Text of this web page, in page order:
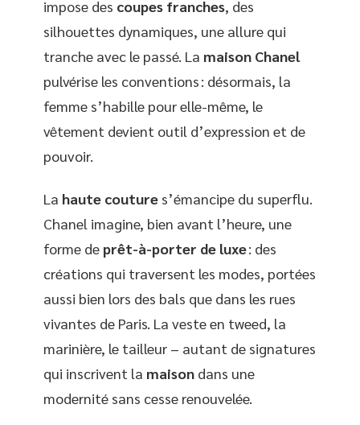
impose des coupes franches, des
silhouettes dynamiques, une allure qui
tranche avec le passé. La maison Chanel
pulvérise les conventions : désormais, la
femme s’habille pour elle-même, le
vêtement devient outil d’expression et de
pouvoir.
La haute couture s’émancipe du superflu.
Chanel imagine, bien avant l’heure, une
forme de prêt-à-porter de luxe: des
créations qui traversent les modes, portées
aussi bien lors des bals que dans les rues
vivantes de Paris. La veste en tweed, la
marinière, le tailleur – autant de signatures
qui inscrivent la maison dans une
modernité sans cesse renouvelée.